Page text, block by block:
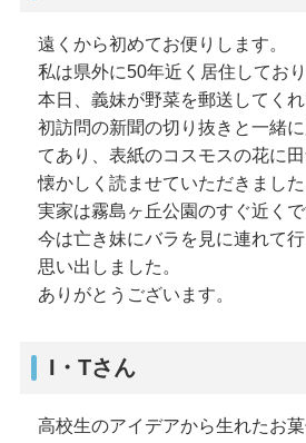
遠くから初めてお便りします。
私は県外に50年近く居住しており
本日、義妹が野菜を郵送してく
初訪問の新聞の切り抜きと一緒
てあり、表紙のコスモスの花に
懐かしく読ませていただきました
実家は霧島ヶ丘公園のすぐ近くで
今は亡き妹にバラを見に連れて
思い出しました。
ありがとうございます。
I・Tさん
高校生のアイデアから生れたお